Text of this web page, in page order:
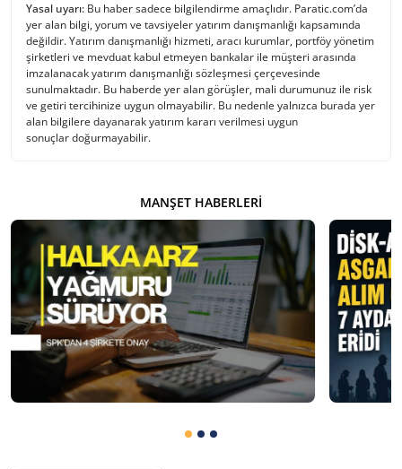
Yasal uyarı: Bu haber sadece bilgilendirme amaçlıdır. Paratic.com’da
yer alan bilgi, yorum ve tavsiyeler yatırım danışmanlığı kapsamında
değildir. Yatırım danışmanlığı hizmeti, aracı kurumlar, portföy yönetim
şirketleri ve mevduat kabul etmeyen bankalar ile müşteri arasında
imzalanacak yatırım danışmanlığı sözleşmesi çerçevesinde
sunulmaktadır. Bu haberde yer alan görüşler, mali durumunuz ile risk
ve getiri tercihinize uygun olmayabilir. Bu nedenle yalnızca burada yer
alan bilgilere dayanarak yatırım kararı verilmesi uygun
sonuçlar doğurmayabilir.
MANŞET HABERLERI